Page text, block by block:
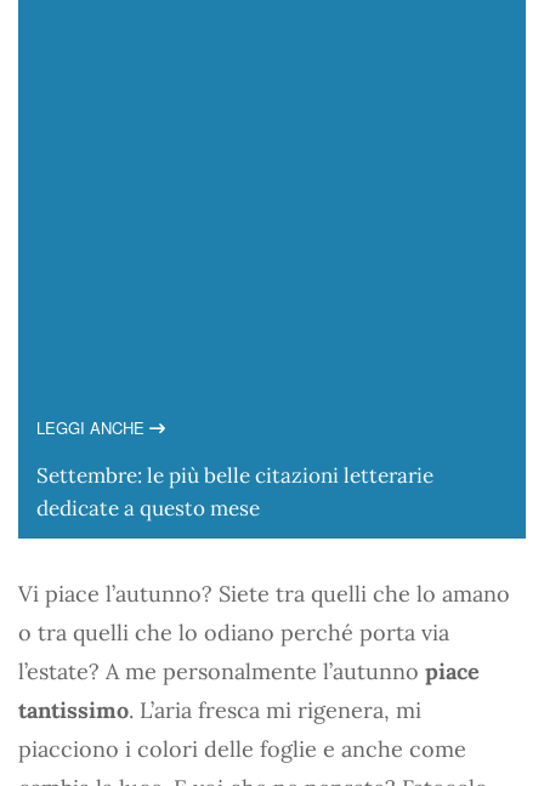
LEGGI ANCHE
Settembre: le più belle citazioni letterarie
dedicate a questo mese
Vi piace l’autunno? Siete tra quelli che lo amano
o tra quelli che lo odiano perché porta via
l’estate? A me personalmente l’autunno piace
tantissimo. L’aria fresca mi rigenera, mi
piacciono i colori delle foglie e anche come